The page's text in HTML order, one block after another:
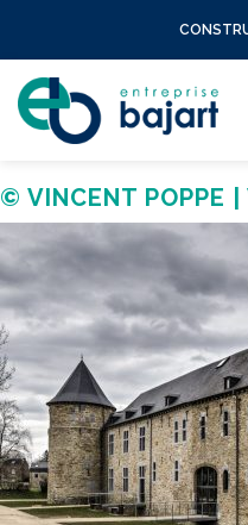
© VINCENT POPPE